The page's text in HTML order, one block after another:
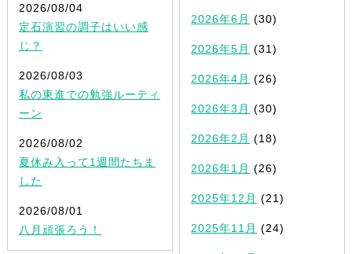
2026/08/04
定石演習の調子はいい感
じ？
2026/08/03
私の東進での勉強ルーティ
ーン
2026/08/02
夏休み入って1週間たちま
した
2026/08/01
八月頑張ろう！
2026年6月 (30)
2026年5月 (31)
2026年4月 (26)
2026年3月 (30)
2026年2月 (18)
2026年1月 (26)
2025年12月 (21)
2025年11月 (24)